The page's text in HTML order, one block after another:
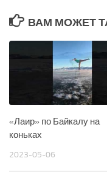
ВАМ МОЖЕТ
«Лаир» по Байкалу на
коньках
2023-05-06